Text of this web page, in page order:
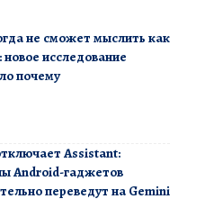
не сможет мыслить как
новое исследование
почему
Assistant:
Android-гаджетов
переведут на Gemini